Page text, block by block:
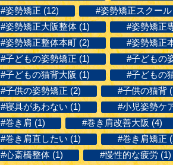
#姿勢矯正 (12)
#姿勢矯正スクール
#姿勢矯正大阪整体 (1)
#姿勢矯正
#姿勢矯正整体本町 (2)
#姿勢矯正
#子どもの姿勢矯正 (1)
#子どもの
#子どもの猫背大阪 (1)
#子どもの
#子供の姿勢矯正 (2)
#子供の猫背
#寝具があわない (1)
#小児姿勢ケ
#巻き肩 (1)
#巻き肩改善大阪 (4)
#巻き肩直したい (1)
#巻き肩矯正
#心斎橋整体 (1)
#慢性的な疲労 (1)